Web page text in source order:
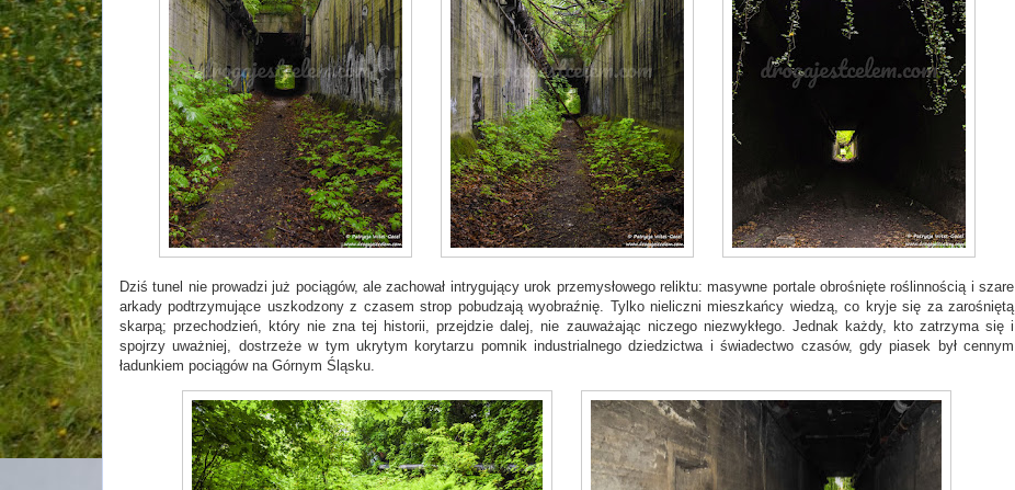
Dziś tunel nie prowadzi już pociągów, ale zachował intrygujący urok przemysłowego reliktu: masywne portale obrośnięte roślinnością i szare
arkady podtrzymujące uszkodzony z czasem strop pobudzają wyobraźnię. Tylko nieliczni mieszkańcy wiedzą, co kryje się za zarośniętą
skarpą; przechodzień, który nie zna tej historii, przejdzie dalej, nie zauważając niczego niezwykłego. Jednak każdy, kto zatrzyma się i
spojrzy uważniej, dostrzeże w tym ukrytym korytarzu pomnik industrialnego dziedzictwa i świadectwo czasów, gdy piasek był cennym
ładunkiem pociągów na Górnym Śląsku.